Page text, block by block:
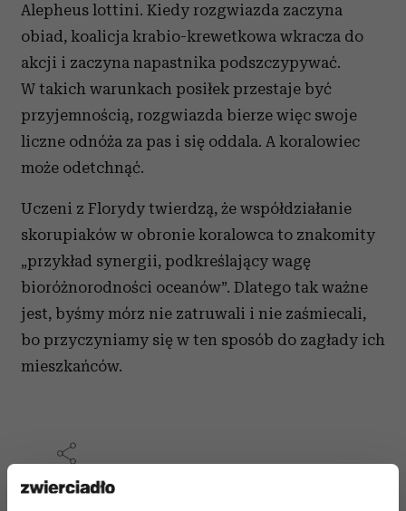
Alepheus lottini. Kiedy rozgwiazda zaczyna
obiad, koalicja krabio-krewetkowa wkracza do
akcji i zaczyna napastnika podszczypywać.
W takich warunkach posiłek przestaje być
przyjemnością, rozgwiazda bierze więc swoje
liczne odnóża za pas i się oddala. A koralowiec
może odetchnąć.
Uczeni z Florydy twierdzą, że współdziałanie
skorupiaków w obronie koralowca to znakomity
„przykład synergii, podkreślający wagę
bioróżnorodności oceanów”. Dlatego tak ważne
jest, byśmy mórz nie zatruwali i nie zaśmiecali,
bo przyczyniamy się w ten sposób do zagłady ich
mieszkańców.